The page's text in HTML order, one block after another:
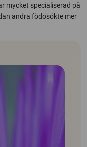
mycket specialiserad på
andra födosökte mer